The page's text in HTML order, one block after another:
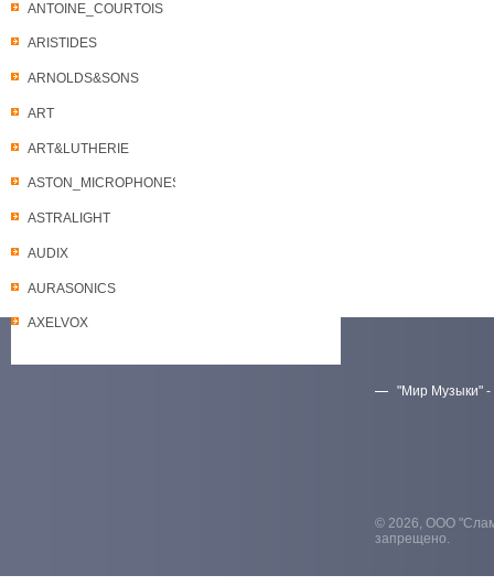
ANTOINE_COURTOIS
ARISTIDES
ARNOLDS&SONS
ART
ART&LUTHERIE
ASTON_MICROPHONES
ASTRALIGHT
AUDIX
AURASONICS
AXELVOX
"Мир Музыки" -
© 2026, ООО
запрещено.